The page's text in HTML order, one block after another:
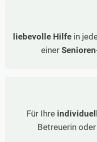
liebevolle Hilfe in
einer
Für Ihre
Betreuerin